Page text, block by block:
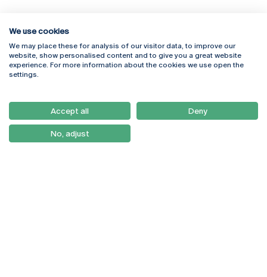
Rua Diogo Botelho 1327
4169-005 Porto
+351 226 196 240
Campus Online
Webmail
Como Chegar
Newsletter
We use cookies
We may place these for analysis of our visitor data, to improve our
website, show personalised content and to give you a great website
experience. For more information about the cookies we use open the
settings.
Accept all Deny
No, adjust